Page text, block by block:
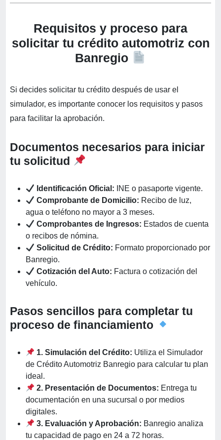
Requisitos y proceso para
solicitar tu crédito automotriz con
Banregio
Si decides solicitar tu crédito después de usar el
simulador, es importante conocer los requisitos y pasos
para facilitar la aprobación.
Documentos necesarios para iniciar
tu solicitud
Identificación Oficial: INE o pasaporte vigente.
Comprobante de Domicilio: Recibo de luz,
agua o teléfono no mayor a 3 meses.
Comprobantes de Ingresos: Estados de cuenta
o recibos de nómina.
Solicitud de Crédito: Formato proporcionado por
Banregio.
Cotización del Auto: Factura o cotización del
vehículo.
Pasos sencillos para completar tu
proceso de financiamiento
1. Simulación del Crédito: Utiliza el Simulador
de Crédito Automotriz Banregio para calcular tu plan
ideal.
2. Presentación de Documentos: Entrega tu
documentación en una sucursal o por medios
digitales.
3. Evaluación y Aprobación: Banregio analiza
tu capacidad de pago en 24 a 72 horas.